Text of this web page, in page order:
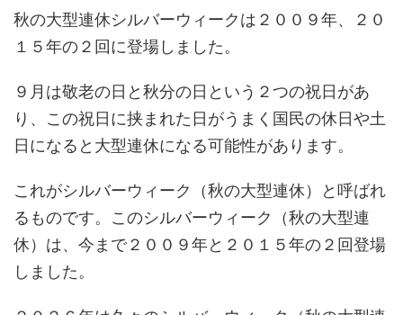
秋の大型連休シルバーウィークは２００９年、２０
１５年の２回に登場しました。
９月は敬老の日と秋分の日という２つの祝日があ
り、この祝日に挟まれた日がうまく国民の休日や土
日になると大型連休になる可能性があります。
これがシルバーウィーク（秋の大型連休）と呼ばれ
るものです。このシルバーウィーク（秋の大型連
休）は、今まで２００９年と２０１５年の２回登場
しました。